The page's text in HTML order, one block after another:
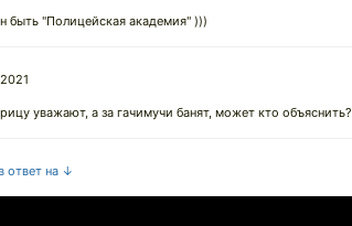
быть "Полицейская академия" )))
уважают, а за гачимучи банят, может кто объяснить?
ответ на ↓